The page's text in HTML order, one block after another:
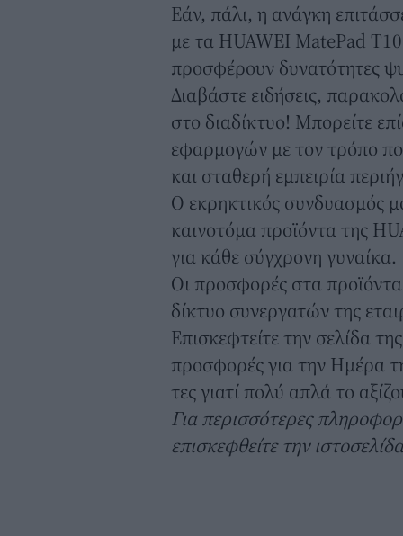
Εάν, πάλι, η ανάγκη
με τα HUAWEI MatePad
προσφέρουν δυνατότητες
Διαβάστε ειδήσεις,
στο διαδίκτυο! Μπορείτε
εφαρμογών με τον τρόπο
και σταθερή εμπειρία
Ο εκρηκτικός συνδυασμός
καινοτόμα προϊόντα της
για κάθε σύγχρονη γυναίκα.
Οι προσφορές στα
δίκτυο συνεργατών της
Επισκεφτείτε την σελίδα
προσφορές για την Ημέρα
τες γιατί πολύ απλά το
Για περισσότερες
επισκεφθείτε την